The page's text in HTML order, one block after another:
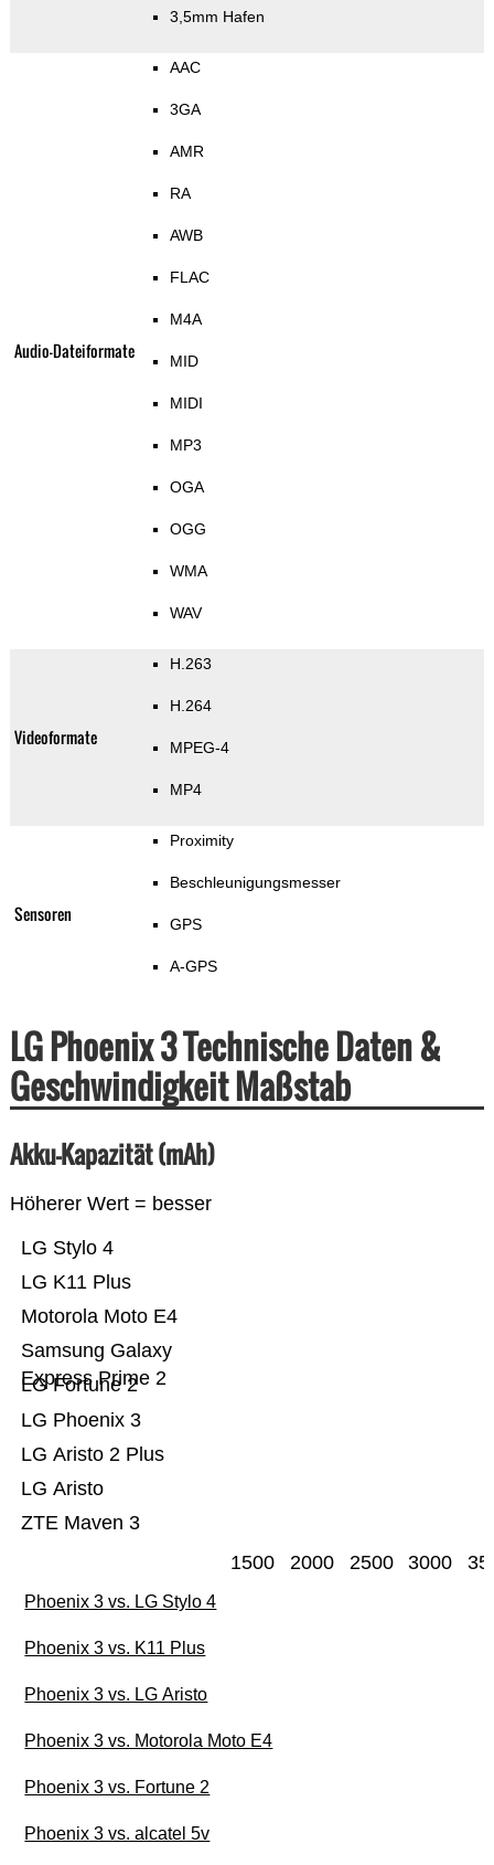
3,5mm Hafen
Audio-Dateiformate
AAC
3GA
AMR
RA
AWB
FLAC
M4A
MID
MIDI
MP3
OGA
OGG
WMA
WAV
Videoformate
H.263
H.264
MPEG-4
MP4
Sensoren
Proximity
Beschleunigungsmesser
GPS
A-GPS
LG Phoenix 3 Technische Daten &
Geschwindigkeit Maßstab
Akku-Kapazität (mAh)
Höherer Wert = besser
ZTE Maven 3
LG Aristo
LG Aristo 2 Plus
LG Phoenix 3
LG Fortune 2
Samsung Galaxy
Express Prime 2
Motorola Moto E4
LG K11 Plus
LG Stylo 4
1500 2000 2500 3000
Phoenix 3 vs. LG Stylo 4
Phoenix 3 vs. K11 Plus
Phoenix 3 vs. LG Aristo
Phoenix 3 vs. Motorola Moto E4
Phoenix 3 vs. Fortune 2
Phoenix 3 vs. alcatel 5v